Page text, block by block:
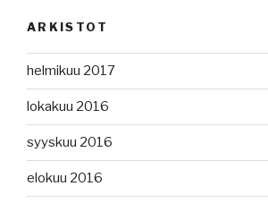
ARKISTOT
helmikuu 2017
lokakuu 2016
syyskuu 2016
elokuu 2016